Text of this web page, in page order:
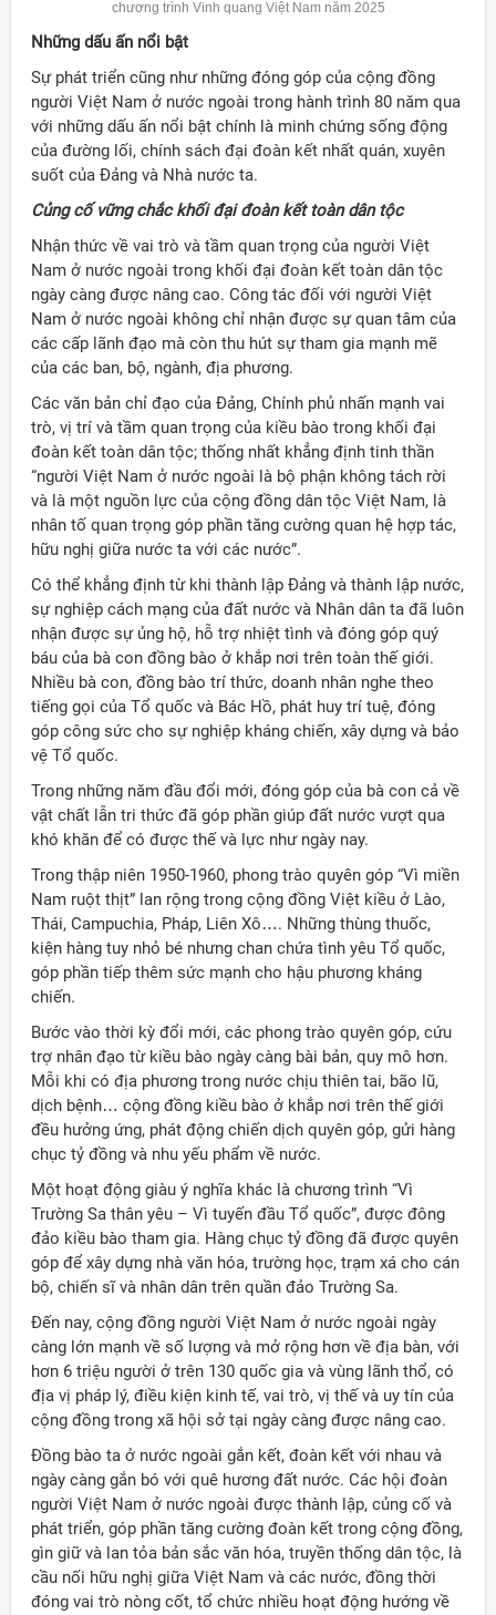
chương trình Vinh quang Việt Nam năm 2025
Những dấu ấn nổi bật
Sự phát triển cũng như những đóng góp của cộng đồng
người Việt Nam ở nước ngoài trong hành trình 80 năm qua
với những dấu ấn nổi bật chính là minh chứng sống động
của đường lối, chính sách đại đoàn kết nhất quán, xuyên
suốt của Đảng và Nhà nước ta.
Củng cố vững chắc khối đại đoàn kết toàn dân tộc
Nhận thức về vai trò và tầm quan trọng của người Việt
Nam ở nước ngoài trong khối đại đoàn kết toàn dân tộc
ngày càng được nâng cao. Công tác đối với người Việt
Nam ở nước ngoài không chỉ nhận được sự quan tâm của
các cấp lãnh đạo mà còn thu hút sự tham gia mạnh mẽ
của các ban, bộ, ngành, địa phương.
Các văn bản chỉ đạo của Đảng, Chính phủ nhấn mạnh vai
trò, vị trí và tầm quan trọng của kiều bào trong khối đại
đoàn kết toàn dân tộc; thống nhất khẳng định tinh thần
“người Việt Nam ở nước ngoài là bộ phận không tách rời
và là một nguồn lực của cộng đồng dân tộc Việt Nam, là
nhân tố quan trọng góp phần tăng cường quan hệ hợp tác,
hữu nghị giữa nước ta với các nước”.
Có thể khẳng định từ khi thành lập Đảng và thành lập nước,
sự nghiệp cách mạng của đất nước và Nhân dân ta đã luôn
nhận được sự ủng hộ, hỗ trợ nhiệt tình và đóng góp quý
báu của bà con đồng bào ở khắp nơi trên toàn thế giới.
Nhiều bà con, đồng bào trí thức, doanh nhân nghe theo
tiếng gọi của Tổ quốc và Bác Hồ, phát huy trí tuệ, đóng
góp công sức cho sự nghiệp kháng chiến, xây dựng và bảo
vệ Tổ quốc.
Trong những năm đầu đổi mới, đóng góp của bà con cả về
vật chất lẫn tri thức đã góp phần giúp đất nước vượt qua
khó khăn để có được thế và lực như ngày nay.
Trong thập niên 1950-1960, phong trào quyên góp “Vì miền
Nam ruột thịt” lan rộng trong cộng đồng Việt kiều ở Lào,
Thái, Campuchia, Pháp, Liên Xô…. Những thùng thuốc,
kiện hàng tuy nhỏ bé nhưng chan chứa tình yêu Tổ quốc,
góp phần tiếp thêm sức mạnh cho hậu phương kháng
chiến.
Bước vào thời kỳ đổi mới, các phong trào quyên góp, cứu
trợ nhân đạo từ kiều bào ngày càng bài bản, quy mô hơn.
Mỗi khi có địa phương trong nước chịu thiên tai, bão lũ,
dịch bệnh… cộng đồng kiều bào ở khắp nơi trên thế giới
đều hưởng ứng, phát động chiến dịch quyên góp, gửi hàng
chục tỷ đồng và nhu yếu phẩm về nước.
Một hoạt động giàu ý nghĩa khác là chương trình “Vì
Trường Sa thân yêu – Vì tuyến đầu Tổ quốc”, được đông
đảo kiều bào tham gia. Hàng chục tỷ đồng đã được quyên
góp để xây dựng nhà văn hóa, trường học, trạm xá cho cán
bộ, chiến sĩ và nhân dân trên quần đảo Trường Sa.
Đến nay, cộng đồng người Việt Nam ở nước ngoài ngày
càng lớn mạnh về số lượng và mở rộng hơn về địa bàn, với
hơn 6 triệu người ở trên 130 quốc gia và vùng lãnh thổ, có
địa vị pháp lý, điều kiện kinh tế, vai trò, vị thế và uy tín của
cộng đồng trong xã hội sở tại ngày càng được nâng cao.
Đồng bào ta ở nước ngoài gắn kết, đoàn kết với nhau và
ngày càng gắn bó với quê hương đất nước. Các hội đoàn
người Việt Nam ở nước ngoài được thành lập, củng cố và
phát triển, góp phần tăng cường đoàn kết trong cộng đồng,
gìn giữ và lan tỏa bản sắc văn hóa, truyền thống dân tộc, là
cầu nối hữu nghị giữa Việt Nam và các nước, đồng thời
đóng vai trò nòng cốt, tổ chức nhiều hoạt động hướng về